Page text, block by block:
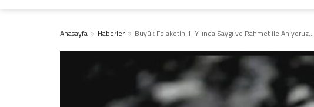
Anasayfa Haberler Büyük Felaketin 1. Yılında Saygı ve Rahmet ile Anıyoruz…